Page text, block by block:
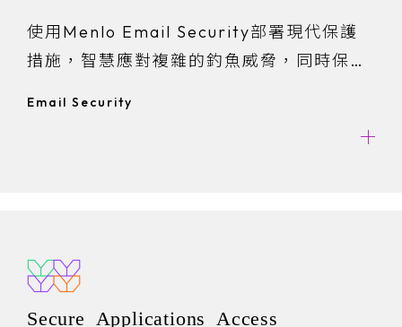
使用Menlo Email Security部署現代保護
措施，智慧應對複雜的釣魚威脅，同時保護
Email Security
Secure Applications Access